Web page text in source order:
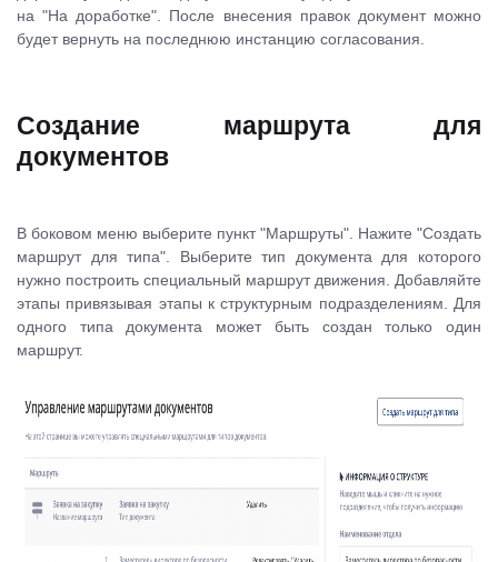
на "На доработке". После внесения правок документ можно
будет вернуть на последнюю инстанцию согласования.
Создание маршрута для
документов
В боковом меню выберите пункт "Маршруты". Нажите "Создать
маршрут для типа". Выберите тип документа для которого
нужно построить специальный маршрут движения. Добавляйте
этапы привязывая этапы к структурным подразделениям. Для
одного типа документа может быть создан только один
маршрут.